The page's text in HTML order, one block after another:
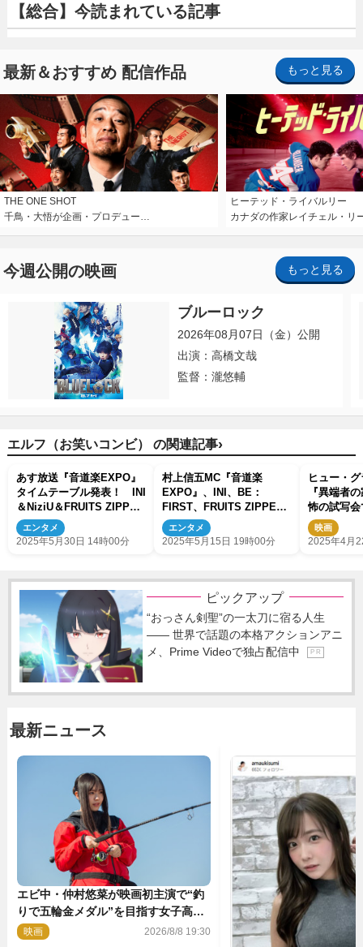
【総合】今読まれている記事
最新＆おすすめ 配信作品 もっと見る
THE ONE SHOT
千鳥・大悟が企画・プロデュー…
ヒーテッド・ライバルリー
カナダの作家レイチェル・リ
今週公開の映画 もっと見る
ブルーロック
2026年08月07日（金）公開
出演：高橋文哉
監督：瀧悠輔
エルフ（お笑いコンビ） の関連記事›
あす放送『音道楽EXPO』
タイムテーブル発表！ INI
＆NiziU＆FRUITS ZIPPER
による番組直前配信も決定
エンタメ
2025年5月30日 14時00分
村上信五MC『音道楽
EXPO』、INI、BE：
FIRST、FRUITS ZIPPER
ら出演アーティスト10組発
表！
エンタメ
2025年5月15日 19時00分
ヒュー・
『異端者
怖の試写
キーラ3杯
映画
2025年4月
ピックアップ
“おっさん剣聖”の一太刀に宿る人生
―― 世界で話題の本格アクションアニ
メ、Prime Videoで独占配信中
P R
最新ニュース
エビ中・仲村悠菜が映画初主演で“釣
りで五輪金メダル”を目指す女子高生
に！ 映画『つりこまち』今秋公開
映画 2026/8/8 19:30